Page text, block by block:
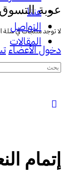
عربة التسوق
لا توجد منتجات في سلة
دخول الأعضاء
عننا
التواصل
المقالات
البحث
إتمام